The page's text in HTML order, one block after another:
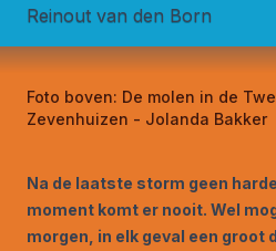
Reinout van den Born
Foto boven: De molen in de
Zevenhuizen - Jolanda Bakker
Na de laatste storm geen
moment komt er nooit. Wel
morgen, in elk geval een groot